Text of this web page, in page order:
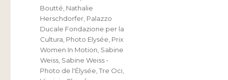
Boutté Nathalie
Herschdorfer Palazzo
Ducale Fondazione per la
Cultura Photo Elysée Prix
Women In Motion Sabine
Weiss Sabine Weiss -
Photo de l'Élysée ,Tre Oci